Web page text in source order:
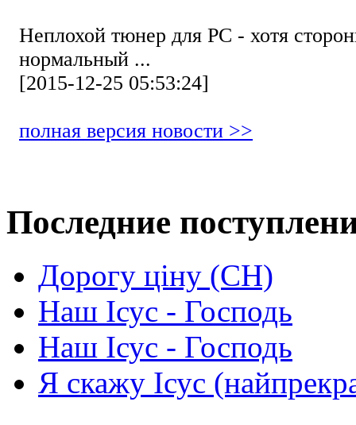
Неплохой тюнер для РС - хотя
нормальный ...
[2015-12-25 05:53:24]
полная версия новости >>
Последние
Дорогу ціну (СН)
Наш Ісус - Господь
Наш Ісус - Господь
Я скажу Ісус